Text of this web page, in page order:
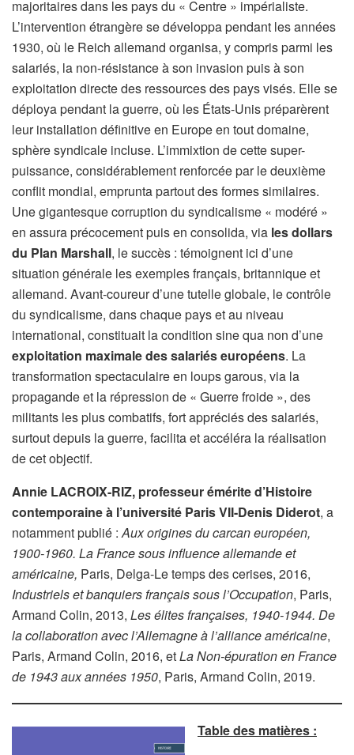
majoritaires dans les pays du « Centre » impérialiste.
L’intervention étrangère se développa pendant les années
1930, où le Reich allemand organisa, y compris parmi les
salariés, la non-résistance à son invasion puis à son
exploitation directe des ressources des pays visés. Elle se
déploya pendant la guerre, où les États-Unis préparèrent
leur installation définitive en Europe en tout domaine,
sphère syndicale incluse. L’immixtion de cette super-
puissance, considérablement renforcée par le deuxième
conflit mondial, emprunta partout des formes similaires.
Une gigantesque corruption du syndicalisme « modéré »
en assura précocement puis en consolida, via les dollars
du Plan Marshall, le succès : témoignent ici d’une
situation générale les exemples français, britannique et
allemand. Avant-coureur d’une tutelle globale, le contrôle
du syndicalisme, dans chaque pays et au niveau
international, constituait la condition sine qua non d’une
exploitation maximale des salariés européens. La
transformation spectaculaire en loups garous, via la
propagande et la répression de « Guerre froide », des
militants les plus combatifs, fort appréciés des salariés,
surtout depuis la guerre, facilita et accéléra la réalisation
de cet objectif.
Annie LACROIX-RIZ, professeur émérite d’Histoire
contemporaine à l’université Paris VII-Denis Diderot, a
notamment publié :Aux origines du carcan européen,
1900-1960. La France sous influence allemande et
américaine, Paris, Delga-Le temps des cerises, 2016,
Industriels et banquiers français sous l’Occupation, Paris,
Armand Colin, 2013, Les élites françaises, 1940-1944. De
la collaboration avec l’Allemagne à l’alliance américaine,
Paris, Armand Colin, 2016, etLa Non-épuration en France
de 1943 aux années 1950, Paris, Armand Colin, 2019.
Table des matières :